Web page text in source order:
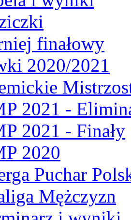
finałowy
2020/2021
2021 -
2021 - Finały
2020
Puchar
Mężczyzn